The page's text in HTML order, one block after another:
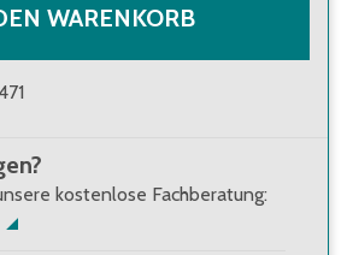
WARENKORB
kostenlose Fachberatung: